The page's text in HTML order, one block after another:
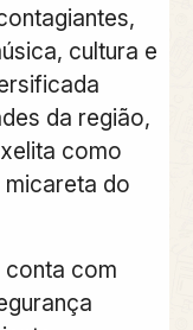
cultura e
da região,
como
do
conta com